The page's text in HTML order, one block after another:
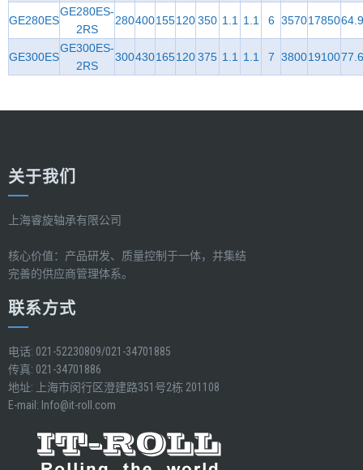
GE280ES
GE280ES-
2RS
280400155120350 1.1 1.1 6 357017850
GE300ES
GE300ES-
2RS
300430165120375 1.1 1.1 7 380019100
关于我们
上海睿旋轴承有限公司
核心价值：产品研发、质量控制于一体，并集结
完善的供应商管理体系。
联系方式
电话: 021-52230809/021-34701885
传真: 021-34701886
地址: 上海市闵行区澄建路351号2栋 201108
E-mail: Info@it-roll.com